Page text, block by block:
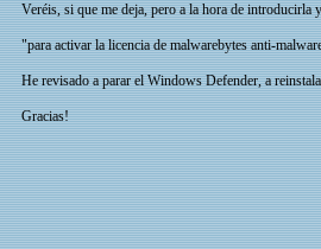
Veréis, si que me deja, pero a la hora de introducirla
"para activar la licencia de malwarebytes anti-
He revisado a parar el Windows Defender, a
Gracias!